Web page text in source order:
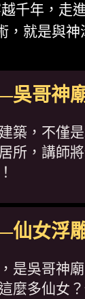
千年，走
，就是與神
哥神
築，不僅
所，講師
女浮
是吳哥神
麼多仙女